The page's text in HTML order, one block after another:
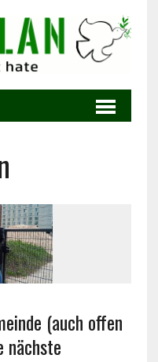
(auch offen
nächste